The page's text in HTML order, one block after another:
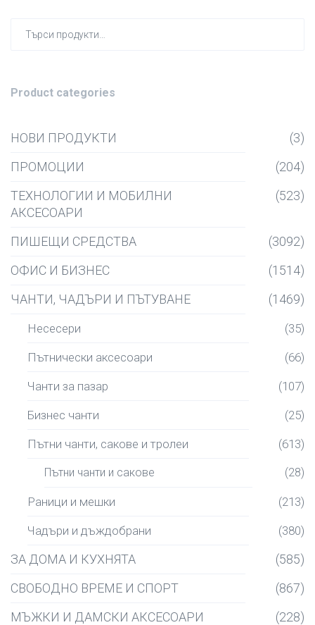
Product categories
НОВИ ПРОДУКТИ
(3)
ПРОМОЦИИ
(204)
ТЕХНОЛОГИИ И МОБИЛНИ
АКСЕСОАРИ
(523)
ПИШЕЩИ СРЕДСТВА
(3092)
ОФИС И БИЗНЕС
(1514)
ЧАНТИ, ЧАДЪРИ И ПЪТУВАНЕ
(1469)
Несесери (35)
Пътнически аксесоари (66)
Чанти за пазар (107)
Бизнес чанти (25)
Пътни чанти, сакове и тролеи (613)
Пътни чанти и сакове (28)
Раници и мешки (213)
Чадъри и дъждобрани (380)
ЗА ДОМА И КУХНЯТА
(585)
СВОБОДНО ВРЕМЕ И СПОРТ
(867)
МЪЖКИ И ДАМСКИ АКСЕСОАРИ
(228)